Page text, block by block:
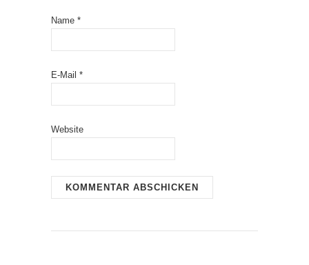
Name *
E-Mail *
Website